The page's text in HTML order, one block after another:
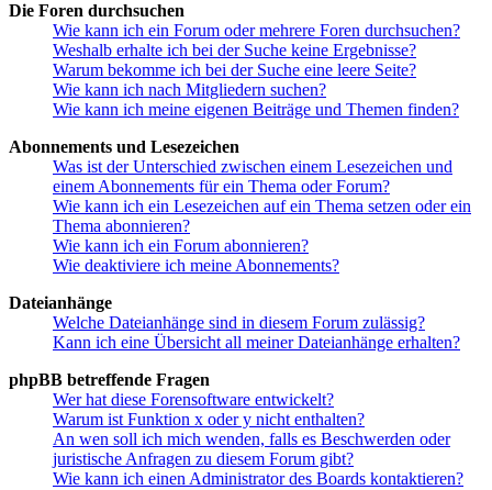
Die Foren durchsuchen
Wie kann ich ein Forum oder mehrere Foren durchsuchen?
Weshalb erhalte ich bei der Suche keine Ergebnisse?
Warum bekomme ich bei der Suche eine leere Seite?
Wie kann ich nach Mitgliedern suchen?
Wie kann ich meine eigenen Beiträge und Themen finden?
Abonnements und Lesezeichen
Was ist der Unterschied zwischen einem Lesezeichen und
einem Abonnements für ein Thema oder Forum?
Wie kann ich ein Lesezeichen auf ein Thema setzen oder ein
Thema abonnieren?
Wie kann ich ein Forum abonnieren?
Wie deaktiviere ich meine Abonnements?
Dateianhänge
Welche Dateianhänge sind in diesem Forum zulässig?
Kann ich eine Übersicht all meiner Dateianhänge erhalten?
phpBB betreffende Fragen
Wer hat diese Forensoftware entwickelt?
Warum ist Funktion x oder y nicht enthalten?
An wen soll ich mich wenden, falls es Beschwerden oder
juristische Anfragen zu diesem Forum gibt?
Wie kann ich einen Administrator des Boards kontaktieren?